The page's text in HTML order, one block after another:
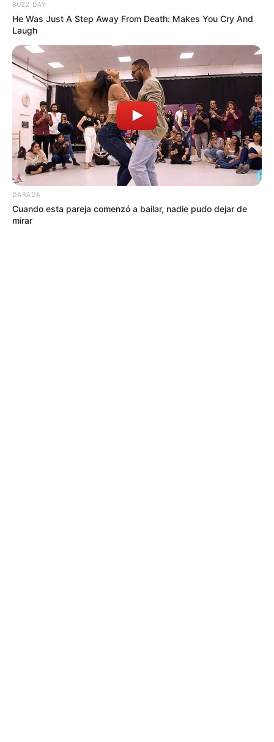
ACTIVAR AHORA
TEMAS DESTACADOS
RECIBO DEL AGUA
LOCALIDAD DE USAQUÉN
CUNDINAMARCA
DESAPARECIDOS
CORTES DE LUZ
LOCALIDAD DE ENGATIVÁ
REGIOTRAM DE OCCIDENTE
LOCALIDAD DE SUBA
BUZZ DAY
He Was Just A Step Away From Death: Makes You Cry And
Laugh
DARADA
Cuando esta pareja comenzó a bailar, nadie pudo dejar de
mirar